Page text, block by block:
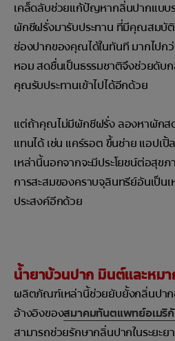
เคล็ดลับช่วยแก้ปัญหากลิ่นปากแบบ
ผักชีฝรั่งมารับประทาน ที่มีคุณสมบั
ช่องปากของคุณได้ในทันที มากไป
หอม สดชื่นเป็นธรรมชาติจึงช่วยดับ
คุณรับประทานเข้าไปได้อีกด้วย
แต่ถ้าคุณไม่มีผักชีฝรั่ง ลองหาผักส
แทนได้ เช่น แคร์รอต ขึ้นช่าย แอปเ
เหล่านี้นอกจากจะมีประโยชน์ต่อสุข
การสะสมของคราบจุลินทรีย์อันเป็น
ประสงค์อีกด้วย
น้ำยาบ้วนปาก มินต์และหม
ผลิตภัณฑ์เหล่านี้ช่วยยับยั้งกลิ่นปาก
อ้างอิงของสมาคมทันตแพทย์อเมริ
สามารถช่วยรักษากลิ่นปากในระยะย